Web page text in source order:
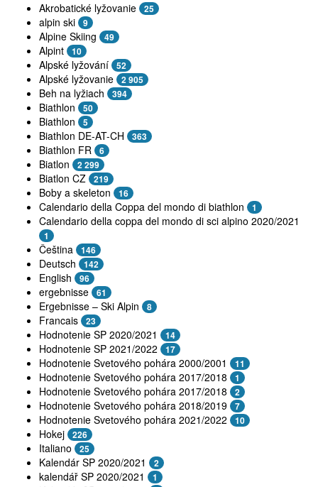
Akrobatické lyžovanie 25
alpin ski 9
Alpine Skiing 49
Alpint 10
Alpské lyžování 52
Alpské lyžovanie 2 905
Beh na lyžiach 394
Biathlon 50
Biathlon 5
Biathlon DE-AT-CH 363
Biathlon FR 6
Biatlon 2 299
Biatlon CZ 219
Boby a skeleton 16
Calendario della Coppa del mondo di biathlon 1
Calendario della coppa del mondo di sci alpino 2020/2021
1
Čeština 146
Deutsch 142
English 96
ergebnisse 61
Ergebnisse – Ski Alpin 8
Francais 23
Hodnotenie SP 2020/2021 14
Hodnotenie SP 2021/2022 17
Hodnotenie Svetového pohára 2000/2001 11
Hodnotenie Svetového pohára 2017/2018 1
Hodnotenie Svetového pohára 2017/2018 2
Hodnotenie Svetového pohára 2018/2019 7
Hodnotenie Svetového pohára 2021/2022 10
Hokej 226
Italiano 25
Kalendár SP 2020/2021 2
kalendář SP 2020/2021 1